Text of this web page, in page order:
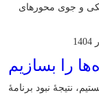
و جوی محورهای
را بسازیم
نتیجۀ نبود برنامۀ